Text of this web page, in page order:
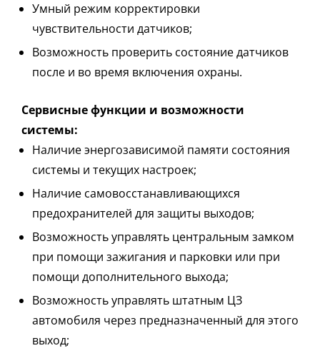
Умный режим корректировки
чувствительности датчиков;
Возможность проверить состояние датчиков
после и во время включения охраны.
Сервисные функции и возможности
системы:
Наличие энергозависимой памяти состояния
системы и текущих настроек;
Наличие самовосстанавливающихся
предохранителей для защиты выходов;
Возможность управлять центральным замком
при помощи зажигания и парковки или при
помощи дополнительного выхода;
Возможность управлять штатным ЦЗ
автомобиля через предназначенный для этого
выход;